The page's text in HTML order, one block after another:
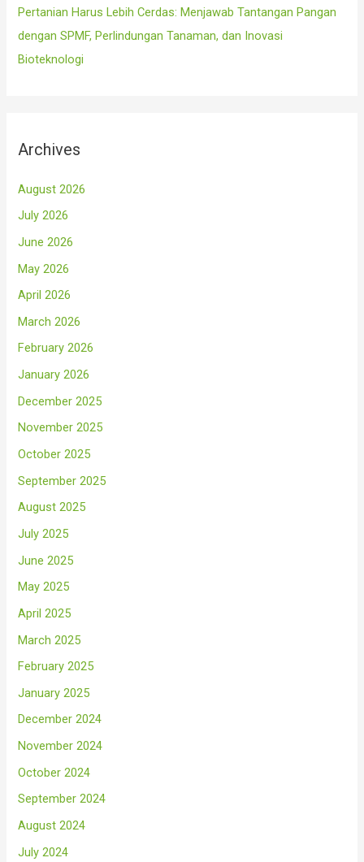
Pertanian Harus Lebih Cerdas: Menjawab Tantangan Pangan
dengan SPMF, Perlindungan Tanaman, dan Inovasi
Bioteknologi
Archives
August 2026
July 2026
June 2026
May 2026
April 2026
March 2026
February 2026
January 2026
December 2025
November 2025
October 2025
September 2025
August 2025
July 2025
June 2025
May 2025
April 2025
March 2025
February 2025
January 2025
December 2024
November 2024
October 2024
September 2024
August 2024
July 2024